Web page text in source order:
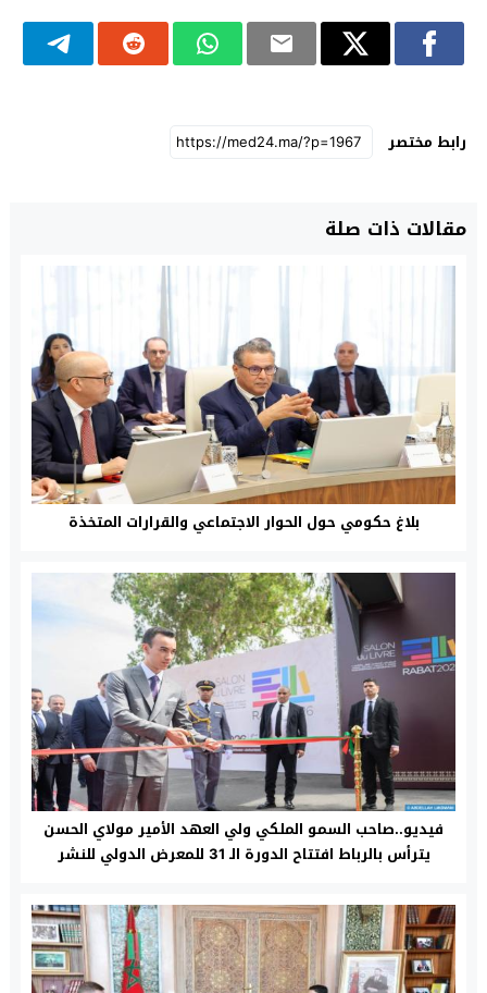
رابط مختصر
مقالات ذات صلة
بلاغ حكومي حول الحوار الاجتماعي والقرارات المتخذة
فيديو..صاحب السمو الملكي ولي العهد الأمير مولاي الحسن
يترأس بالرباط افتتاح الدورة الـ 31 للمعرض الدولي للنشر